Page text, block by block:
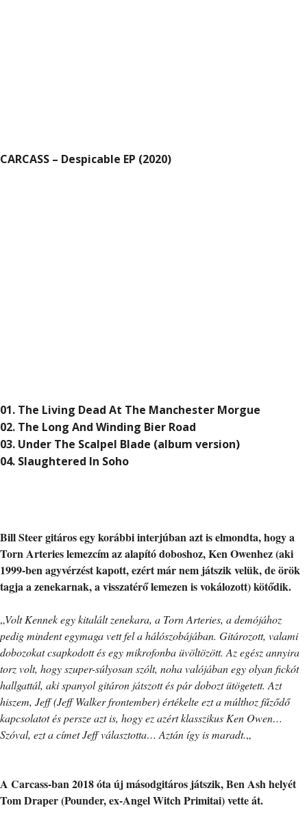
CARCASS – Despicable EP (2020)
01. The Living Dead At The Manchester Morgue
02. The Long And Winding Bier Road
03. Under The Scalpel Blade (album version)
04. Slaughtered In Soho
Bill Steer gitáros egy korábbi interjúban azt is elmondta, hogy a
Torn Arteries lemezcím az alapító doboshoz, Ken Owenhez (aki
1999-ben agyvérzést kapott, ezért már nem játszik velük, de örök
tagja a zenekarnak, a visszatérő lemezen is vokálozott) kötődik.
„Volt Kennek egy kitalált zenekara, a Torn Arteries, a demójához
pedig mindent egymaga vett fel a hálószobájában. Gitározott, valami
dobozokat csapkodott és egy mikrofonba üvöltözött. Az egész annyira
torz volt, hogy szuper-súlyosan szólt, noha valójában egy olyan fickót
hallgattál, aki spanyol gitáron játszott és pár dobozt ütögetett. Azt
hiszem, Jeff (Jeff Walker frontember) értékelte ezt a múlthoz fűződő
kapcsolatot és persze azt is, hogy ez azért klasszikus Ken Owen…
Szóval, ezt a címet Jeff választotta… Aztán így is maradt.„
A Carcass-ban 2018 óta új másodgitáros játszik, Ben Ash helyét
Tom Draper (Pounder, ex-Angel Witch Primitai) vette át.